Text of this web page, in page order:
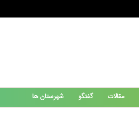
مقالات گفتگو شهرستان ها